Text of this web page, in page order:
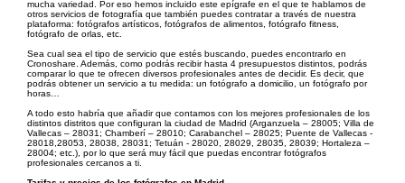
mucha variedad. Por eso hemos incluido este epígrafe en el que te hablamos de
otros servicios de fotografía que también puedes contratar a través de nuestra
plataforma: fotógrafos artísticos, fotógrafos de alimentos, fotógrafo fitness,
fotógrafo de orlas, etc.
Sea cual sea el tipo de servicio que estés buscando, puedes encontrarlo en
Cronoshare. Además, como podrás recibir hasta 4 presupuestos distintos, podrás
comparar lo que te ofrecen diversos profesionales antes de decidir. Es decir, que
podrás obtener un servicio a tu medida: un fotógrafo a domicilio, un fotógrafo por
horas…
A todo esto habría que añadir que contamos con los mejores profesionales de los
distintos distritos que configuran la ciudad de Madrid (Arganzuela – 28005; Villa de
Vallecas – 28031; Chamberí – 28010; Carabanchel – 28025; Puente de Vallecas -
28018,28053, 28038, 28031; Tetuán - 28020, 28029, 28035, 28039; Hortaleza –
28004; etc.), por lo que será muy fácil que puedas encontrar fotógrafos
profesionales cercanos a ti.